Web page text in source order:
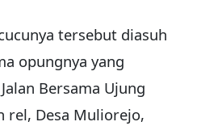
tersebut diasuh
opungnya yang
Bersama Ujung
rel, Desa Muliorejo,